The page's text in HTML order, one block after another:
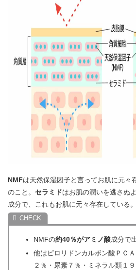
NMFは天然保湿因子と言ってお肌に元々
のこと。 セラミドはお肌の潤いを逃さぬ
成分で、これもお肌に元々存在している。
NMFの約40％がアミノ酸成分で
他はピロリドンカルボン酸ＰＣ
２％・尿素７％・ミネラル類１